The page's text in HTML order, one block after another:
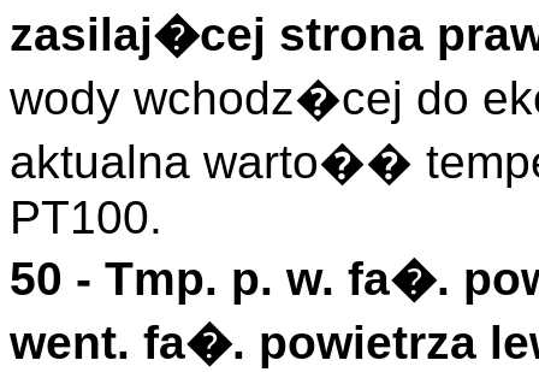
zasilaj�cej strona
wody wchodz�cej do
aktualna warto��
PT100.
50 - Tmp. p. w. fa�.
went. fa�. powietrza